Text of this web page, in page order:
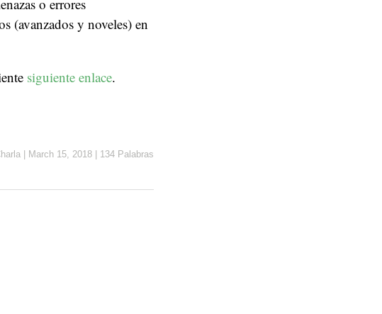
o errores
(avanzados y noveles) en
siguiente enlace.
March 15, 2018 134 Palabras